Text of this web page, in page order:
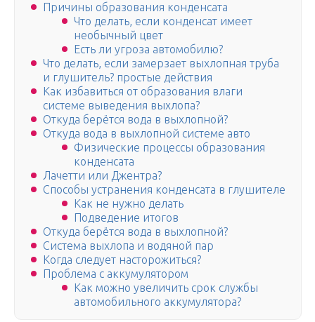
Причины образования конденсата
Что делать, если конденсат имеет
необычный цвет
Есть ли угроза автомобилю?
Что делать, если замерзает выхлопная труба
и глушитель? простые действия
Как избавиться от образования влаги
системе выведения выхлопа?
Откуда берётся вода в выхлопной?
Откуда вода в выхлопной системе авто
Физические процессы образования
конденсата
Лачетти или Джентра?
Способы устранения конденсата в глушителе
Как не нужно делать
Подведение итогов
Откуда берётся вода в выхлопной?
Система выхлопа и водяной пар
Когда следует насторожиться?
Проблема с аккумулятором
Как можно увеличить срок службы
автомобильного аккумулятора?